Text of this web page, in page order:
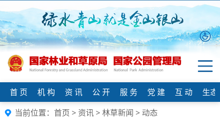
首 页 机 构 资 讯 公 开 服 务 党 建 互 动
生
当前位置： 首页 > 资讯>林草新闻 > 动态